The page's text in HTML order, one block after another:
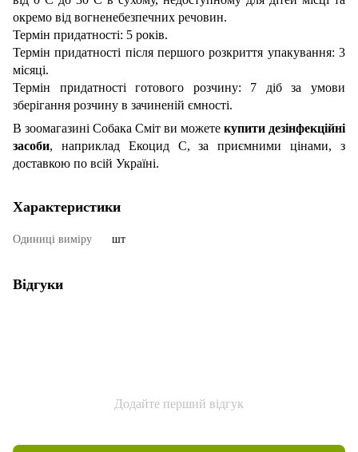
окремо від вогненебезпечних речовин.
Термін придатності: 5 років.
Термін придатності після першого розкриття упакування: 3
місяці.
Термін придатності готового розчину: 7 діб за умови
зберігання розчину в зачиненій ємності.
В зоомагазині Собака Сміт ви можете купити дезінфекційні
засоби, наприклад Екоцид С, за приємними цінами, з
доставкою по всій Україні.
Характеристики
Одиниці виміру шт
Відгуки
Додайте перший відгук